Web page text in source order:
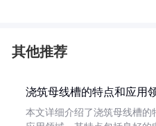
其他推荐
浇筑母线槽的特点和应用
本文详细介绍了浇筑母线槽的